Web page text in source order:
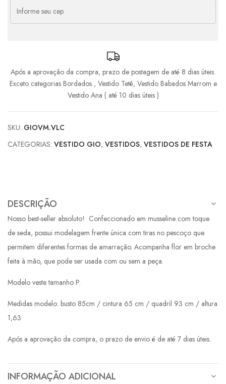
Após a aprovação da compra, prazo de postagem de até 8 dias úteis.
Exceto categorias Bordados , Vestido Tetê, Vestido Babados Marrom e
Vestido Ana ( até 10 dias úteis )
SKU: GIOVM.VLC
CATEGORIAS: VESTIDO GIO, VESTIDOS, VESTIDOS DE FESTA
DESCRIÇÃO
Nosso best-seller absoluto! Confeccionado em musseline com toque
de seda, possui modelagem frente única com tiras no pescoço que
permitem diferentes formas de amarração. Acompanha flor em broche
feita à mão, que pode ser usada com ou sem a peça.
Modelo veste tamanho P.
Medidas modelo: busto 85cm / cintura 65 cm / quadril 93 cm / altura
1,63
Após a aprovação da compra, o prazo de envio é de até 7 dias úteis.
INFORMAÇÃO ADICIONAL